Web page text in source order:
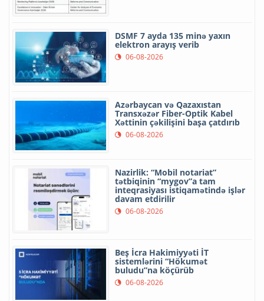
DSMF 7 ayda 135 minə yaxın
elektron arayış verib
06-08-2026
Azərbaycan və Qazaxıstan
Transxəzər Fiber-Optik Kabel
Xəttinin çəkilişini başa çatdırıb
06-08-2026
Nazirlik: “Mobil notariat”
tətbiqinin “mygov”a tam
inteqrasiyası istiqamətində işlər
davam etdirilir
06-08-2026
Beş İcra Hakimiyyəti İT
sistemlərini “Hökumət
buludu”na köçürüb
06-08-2026